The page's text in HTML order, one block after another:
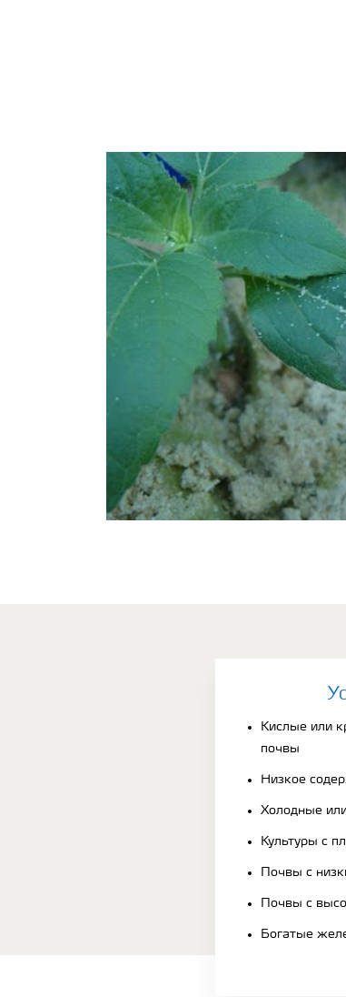
Кислые или
почвы
Низкое
Холодные
Культуры с
Почвы с
Почвы с
Богатые